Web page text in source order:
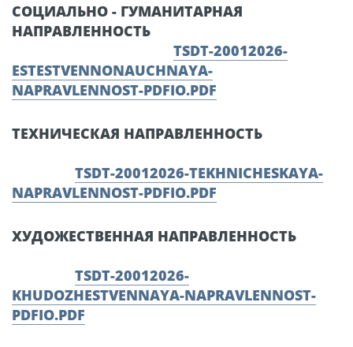
СОЦИАЛЬНО - ГУМАНИТАРНАЯ
НАПРАВЛЕННОСТЬ
TSDT-20012026-
ESTESTVENNONAUCHNAYA-
NAPRAVLENNOST-PDFIO.PDF
ТЕХНИЧЕСКАЯ НАПРАВЛЕННОСТЬ
TSDT-20012026-TEKHNICHESKAYA-
NAPRAVLENNOST-PDFIO.PDF
ХУДОЖЕСТВЕННАЯ НАПРАВЛЕННОСТЬ
TSDT-20012026-
KHUDOZHESTVENNAYA-NAPRAVLENNOST-
PDFIO.PDF